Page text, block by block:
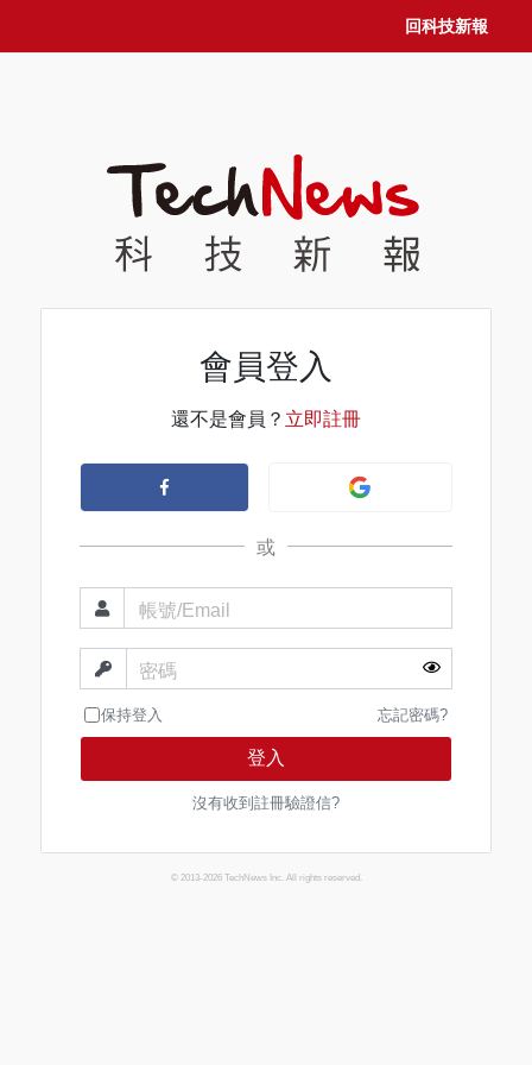
回科技新報
會員登入
還不是會員？ 立即註冊
或
帳號/Email
密碼
保持登入 忘記密碼?
登入
沒有收到註冊驗證信?
© 2013-2026 TechNews Inc. All rights reserved.